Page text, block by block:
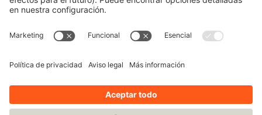
© Siemens Stiftung 2025
Condiciones de uso